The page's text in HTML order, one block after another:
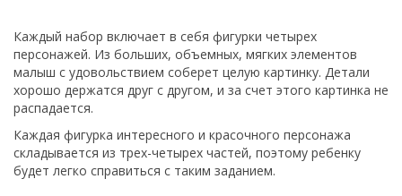
Каждый набор включает в себя фигурки четырех
персонажей. Из больших, объемных, мягких элементов
малыш с удовольствием соберет целую картинку. Детали
хорошо держатся друг с другом, и за счет этого картинка не
распадается.
Каждая фигурка интересного и красочного персонажа
складывается из трех-четырех частей, поэтому ребенку
будет легко справиться с таким заданием.